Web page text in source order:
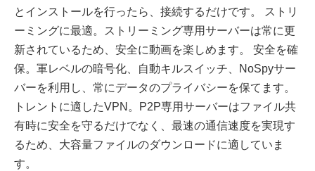
とインストールを行ったら、接続するだけです。 ストリ
ーミングに最適。ストリーミング専用サーバーは常に更
新されているため、安全に動画を楽しめます。 安全を確
保。軍レベルの暗号化、自動キルスイッチ、NoSpyサー
バーを利用し、常にデータのプライバシーを保てます。
トレントに適したVPN。P2P専用サーバーはファイル共
有時に安全を守るだけでなく、最速の通信速度を実現す
るため、大容量ファイルのダウンロードに適していま
す。